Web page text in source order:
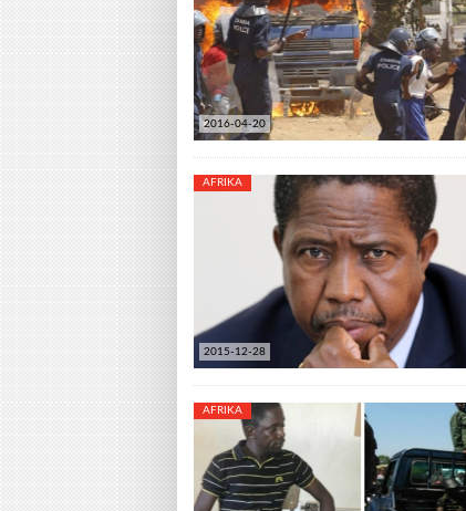
2016-04-20
2015-12-28
AFRIKA
AFRIKA